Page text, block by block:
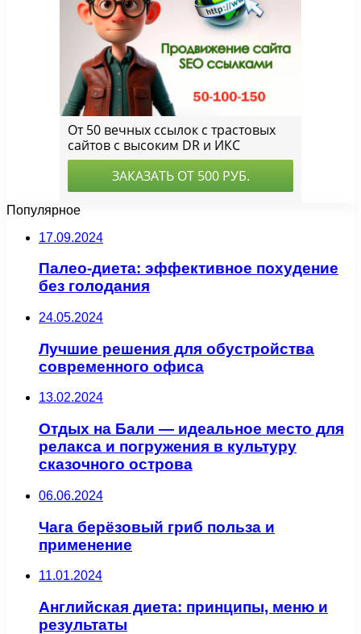
Популярное
17.09.2024
Палео-диета: эффективное похудение
без голодания
24.05.2024
Лучшие решения для обустройства
современного офиса
13.02.2024
Отдых на Бали — идеальное место для
релакса и погружения в культуру
сказочного острова
06.06.2024
Чага берёзовый гриб польза и
применение
11.01.2024
Английская диета: принципы, меню и
результаты